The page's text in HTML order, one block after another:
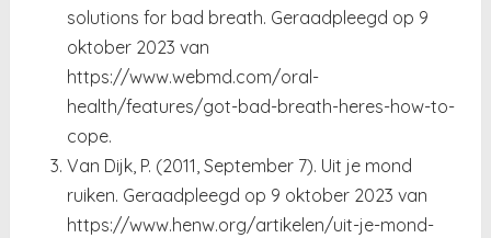
solutions for bad breath. Geraadpleegd op 9
oktober 2023 van
https://www.webmd.com/oral-
health/features/got-bad-breath-heres-how-to-
cope.
Van Dijk, P. (2011, September 7). Uit je mond
ruiken. Geraadpleegd op 9 oktober 2023 van
https://www.henw.org/artikelen/uit-je-mond-